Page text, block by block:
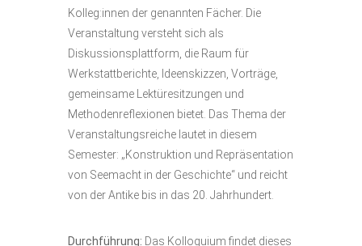
Kolleg:innen der genannten Fächer. Die
Veranstaltung versteht sich als
Diskussionsplattform, die Raum für
Werkstattberichte, Ideenskizzen, Vorträge,
gemeinsame Lektüresitzungen und
Methodenreflexionen bietet. Das Thema der
Veranstaltungsreiche lautet in diesem
Semester: „Konstruktion und Repräsentation
von Seemacht in der Geschichte“ und reicht
von der Antike bis in das 20. Jahrhundert.
Durchführung: Das Kolloquium findet dieses